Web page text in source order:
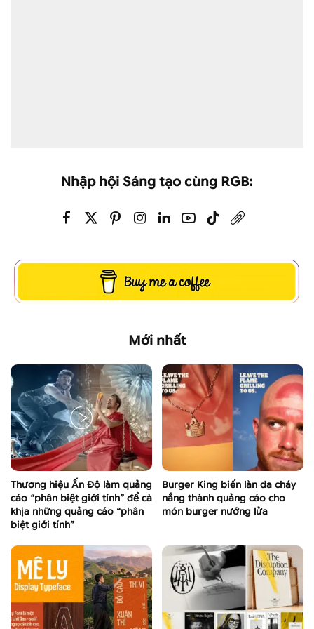
Nhập hội Sáng tạo cùng RGB:
Mới nhất
Thương hiệu Ấn Độ làm quảng
cáo “phân biệt giới tính” để cà
khịa những quảng cáo “phân
biệt giới tính”
Burger King biến làn da cháy
nắng thành quảng cáo cho
món burger nướng lửa